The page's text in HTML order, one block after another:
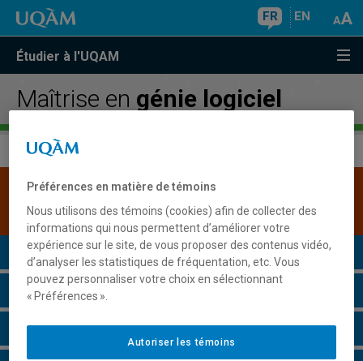
FR EN
Étudier à l'UQAM
Maîtrise en génie logiciel
Une version plus récente de ce programme est
disponible.Cliquez ici pour la consulter.
Présentation du programme
Conditions d'admission
Cours à suivre et horaires
Préférences en matière de témoins
Nous utilisons des témoins (cookies) afin de collecter des
informations qui nous permettent d’améliorer votre
expérience sur le site, de vous proposer des contenus vidéo,
d’analyser les statistiques de fréquentation, etc. Vous
pouvez personnaliser votre choix en sélectionnant
« Préférences ».
Autoriser les témoins